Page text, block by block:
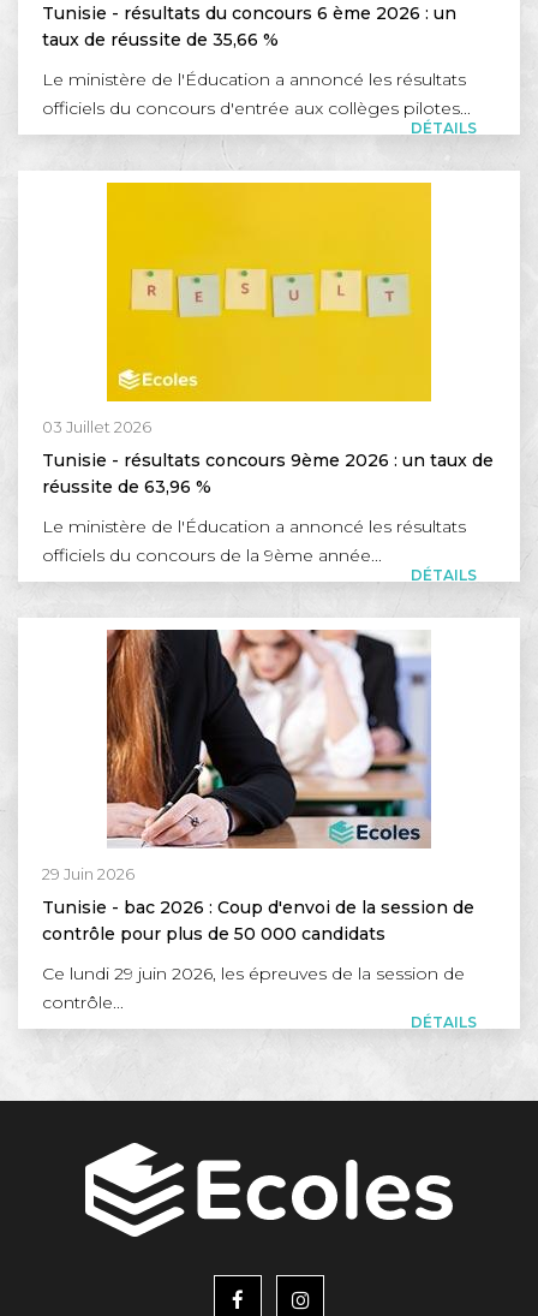
Tunisie - résultats du concours 6 ème 2026 : un
taux de réussite de 35,66 %
Le ministère de l'Éducation a annoncé les résultats
officiels du concours d'entrée aux collèges pilotes...
DÉTAILS
03 Juillet 2026
Tunisie - résultats concours 9ème 2026 : un taux de
réussite de 63,96 %
Le ministère de l'Éducation a annoncé les résultats
officiels du concours de la 9ème année...
DÉTAILS
29 Juin 2026
Tunisie - bac 2026 : Coup d'envoi de la session de
contrôle pour plus de 50 000 candidats
Ce lundi 29 juin 2026, les épreuves de la session de
contrôle...
DÉTAILS